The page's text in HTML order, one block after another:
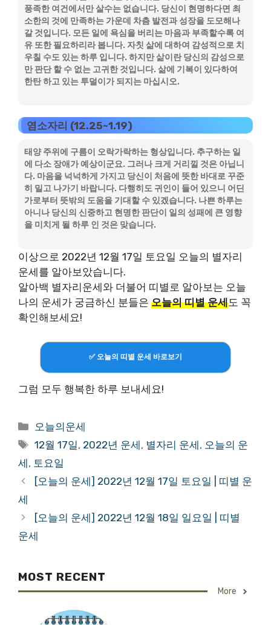
풍족한 여건에서만 살수는 없습니다. 당신이 현명하다면 최
소한의 것에 만족하는 가운데 차츰 발전과 성장을 도모해나
갈 것입니다. 모든 일에 욕심을 버리는 마음과 부족할수록 여
유 또한 필요하리라 봅니다. 자칫 삶에 대하여 감성적으로 치
우칠 수도 있는 하루 입니다. 하지만 삶이란 당신의 감성으로
만 판단 할 수 없는 고귀한 것입니다. 삶에 기복이 있다하여
한탄 하고 있는 투덜이가 되지는 마십시오.
염소자리 (12.25~1.19)
태양 주위에 구름이 오락가락하는 형상입니다. 추구하는 일
에 다소 장애가 예상이군요. 그러나 크게 거리낄 것은 아닙니
다. 마음을 넉넉하게 가지고 당신이 처음에 뜻한 바대로 꾸준
히 밀고 나가기 바랍니다. 다행히도 귀인이 들어 있으니 어딘
가로부터 뜻밖의 도움을 기대할 수 있겠습니다. 나쁜 하루는
아니나 당신의 신중하고 현명한 판단이 일의 성패에 큰 영향
을 미치게 될 하루 인 것은 맞습니다.
이상으로 2022년 12월 17일 토요일 오늘의 별자리
운세를 알아보았습니다.
알아백 별자리운세와 더불어 띠별로 알아보는 오늘
나의 운세가 궁금하신 분들은 오늘의 띠별 운세도 꼭
확인해보세요!
✅ 오늘의 띠별 운세 바로보기
그럼 모두 행복한 하루 보내세요!
Categories
오늘의운세
Tags
12월 17일, 2022년 운세 , 별자리 운세 , 오늘의 운
세 , 토요일
[오늘의 운세] 2022년 12월 17일 토요일 | 띠별 운
세
[오늘의 운세] 2022년 12월 18일 일요일 | 띠별
운세
MOST RECENT
More